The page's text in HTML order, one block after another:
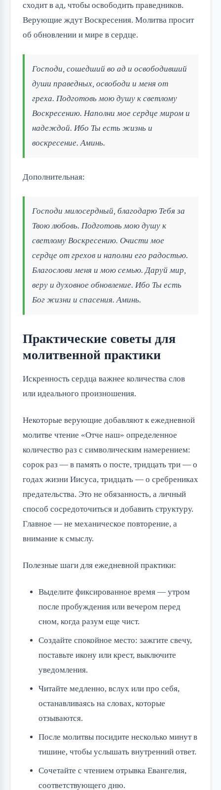
сходит в ад, чтобы освободить праведников.
Верующие ждут Воскресения. Молитва просит
об обновлении и мире в сердце.
Господи, сошедший во ад и освободивший
души праведных, освободи и меня от
греха. Подготовь мою душу к светлому
Воскресению. Наполни мое сердце миром и
надеждой. Ибо Ты есть жизнь и
воскресение. Аминь.
Дополнительная:
Господи милосердный, благодарю Тебя за
Твою любовь. Подготовь мою душу к
светлому Воскресению. Очисти мое
сердце от грехов и наполни его радостью.
Благослови меня и мою семью. Даруй мир,
веру и духовное обновление. Ибо Ты есть
Бог жизни и спасения. Аминь.
Практические советы для
молитвенной практики
Искренность сердца важнее количества слов
или идеального произношения.
Некоторые верующие добавляют к ежедневной
молитве чтение «Отче наш» определенное
количество раз с символическим намерением:
сорок раз — в память о посте, тридцать три — о
годах жизни Иисуса, тридцать — о сребрениках
предательства. Это не обязанность, а личный
способ сосредоточиться и добавить структуру.
Главное — не механическое повторение, а
внимание к смыслу.
Полезные шаги для ежедневной практики:
Выделите фиксированное время — утром
после пробуждения или вечером перед
сном, когда разум еще чист.
Создайте спокойное место: зажгите свечу,
поставьте икону или крест, выключите
уведомления.
Читайте медленно, вслух или про себя,
останавливаясь на словах, которые
отзываются.
После молитвы посидите несколько минут в
тишине, чтобы услышать внутренний ответ.
Сочетайте с чтением отрывка Евангелия,
соответствующего дню.